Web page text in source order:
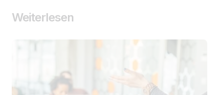
Weiterlesen